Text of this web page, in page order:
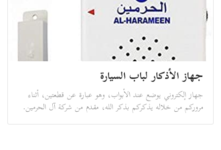
جهاز الأذكار لباب السيارة
جهاز إلكتروني يوضع عند الأبواب، وهو عبارة عن قطعتين، أثناء
مروركم من خلاله يذكركم بذكر الله، مقدم من شركة آل الحرمين.